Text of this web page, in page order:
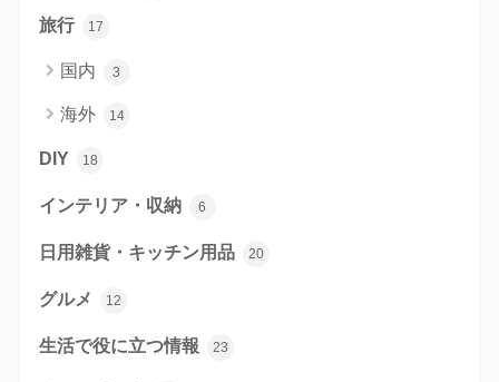
旅行 17
国内 3
海外 14
DIY 18
インテリア・収納 6
日用雑貨・キッチン用品 20
グルメ 12
生活で役に立つ情報 23